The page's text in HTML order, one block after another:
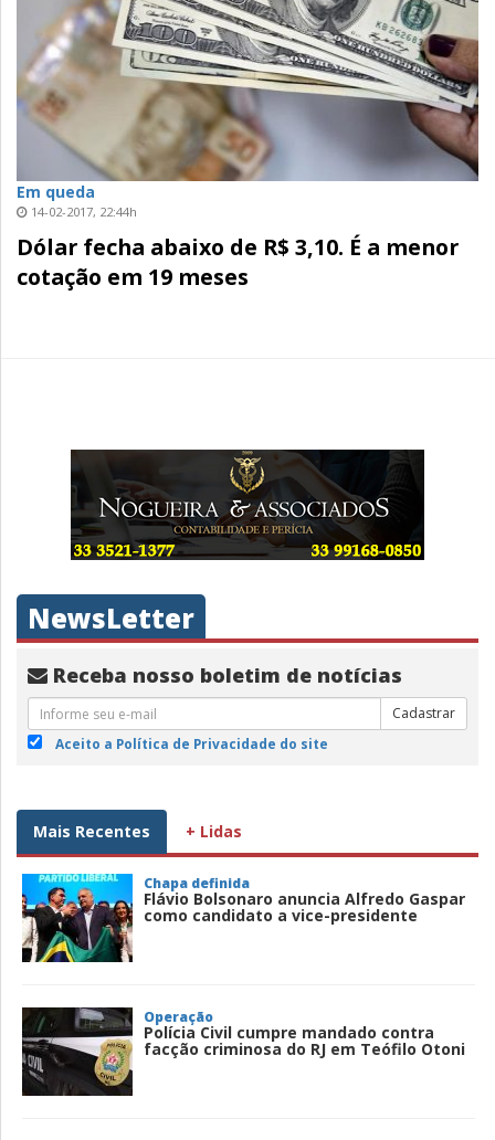
Em queda
14-02-2017, 22:44h
Dólar fecha abaixo de R$ 3,10. É a menor
cotação em 19 meses
NewsLetter
Receba nosso boletim de notícias
Cadastrar
Aceito a Política de Privacidade do site
Mais Recentes + Lidas
Chapa definida
Flávio Bolsonaro anuncia Alfredo Gaspar
como candidato a vice-presidente
Operação
Polícia Civil cumpre mandado contra
facção criminosa do RJ em Teófilo Otoni